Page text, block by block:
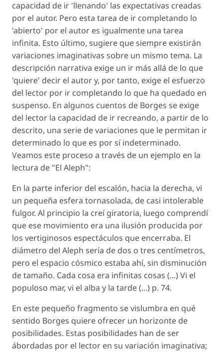
capacidad de ir 'llenando' las expectativas creadas
por el autor. Pero esta tarea de ir completando lo
'abierto' por el autor es igualmente una tarea
infinita. Esto último, sugiere que siempre existirán
variaciones imaginativas sobre un mismo tema. La
descripción narrativa exige un ir más allá de lo que
'quiere' decir el autor y, por tanto, exige el esfuerzo
del lector por ir completando lo que ha quedado en
suspenso. En algunos cuentos de Borges se exige
del lector la capacidad de ir recreando, a partir de lo
descrito, una serie de variaciones que le permitan ir
determinado lo que es por sí indeterminado.
Veamos este proceso a través de un ejemplo en la
lectura de "El Aleph":
En la parte inferior del escalón, hacia la derecha, vi
un pequeña esfera tornasolada, de casi intolerable
fulgor. Al principio la creí giratoria, luego comprendí
que ese movimiento era una ilusión producida por
los vertiginosos espectáculos que encerraba. El
diámetro del Aleph sería de dos o tres centímetros,
pero el espacio cósmico estaba ahí, sin disminución
de tamaño. Cada cosa era infinitas cosas (...) Vi el
populoso mar, vi el alba y la tarde (...) p. 74.
En este pequeño fragmento se vislumbra en qué
sentido Borges quiere ofrecer un horizonte de
posibilidades. Estas posibilidades han de ser
ábordadas por el lector en su variación imaginativa;